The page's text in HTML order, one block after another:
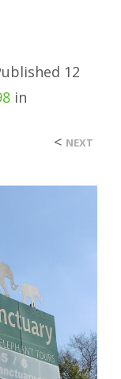
12 באפריל 2023
in
NEXT
>